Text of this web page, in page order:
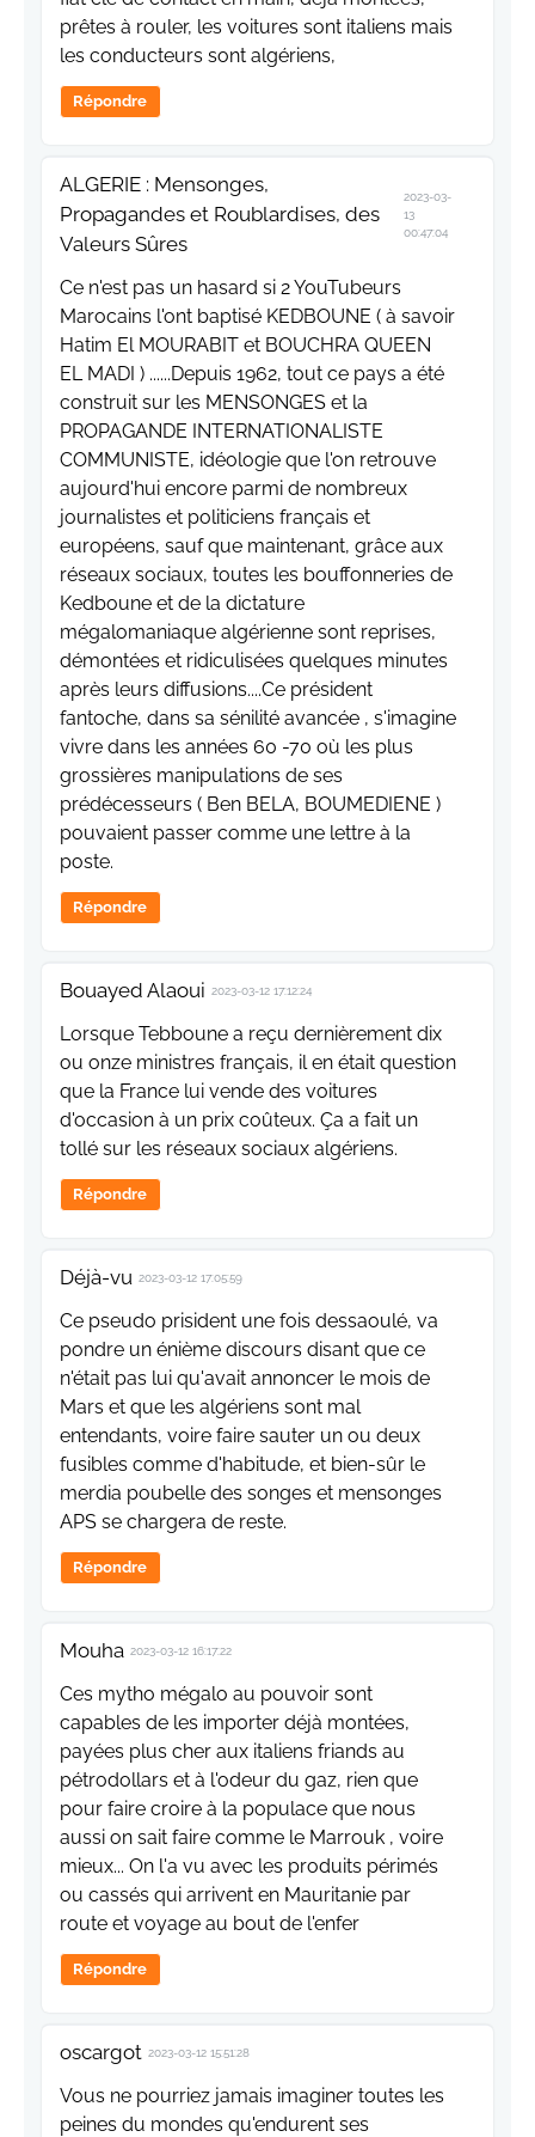
prêtes à rouler, les voitures sont italiens mais
les conducteurs sont algériens,
Répondre
ALGERIE : Mensonges,
Propagandes et Roublardises, des
Valeurs Sûres
2023-03-
13
00:47:04
Ce n'est pas un hasard si 2 YouTubeurs
Marocains l'ont baptisé KEDBOUNE ( à savoir
Hatim El MOURABIT et BOUCHRA QUEEN
EL MADI ) ......Depuis 1962, tout ce pays a été
construit sur les MENSONGES et la
PROPAGANDE INTERNATIONALISTE
COMMUNISTE, idéologie que l'on retrouve
aujourd'hui encore parmi de nombreux
journalistes et politiciens français et
européens, sauf que maintenant, grâce aux
réseaux sociaux, toutes les bouffonneries de
Kedboune et de la dictature
mégalomaniaque algérienne sont reprises,
démontées et ridiculisées quelques minutes
après leurs diffusions....Ce président
fantoche, dans sa sénilité avancée , s'imagine
vivre dans les années 60 -70 où les plus
grossières manipulations de ses
prédécesseurs ( Ben BELA, BOUMEDIENE )
pouvaient passer comme une lettre à la
poste.
Répondre
Bouayed Alaoui 2023-03-12 17:12:24
Lorsque Tebboune a reçu dernièrement dix
ou onze ministres français, il en était question
que la France lui vende des voitures
d'occasion à un prix coûteux. Ça a fait un
tollé sur les réseaux sociaux algériens.
Répondre
Déjà-vu 2023-03-12 17:05:59
Ce pseudo prisident une fois dessaoulé, va
pondre un énième discours disant que ce
n'était pas lui qu'avait annoncer le mois de
Mars et que les algériens sont mal
entendants, voire faire sauter un ou deux
fusibles comme d'habitude, et bien-sûr le
merdia poubelle des songes et mensonges
APS se chargera de reste.
Répondre
Mouha 2023-03-12 16:17:22
Ces mytho mégalo au pouvoir sont
capables de les importer déjà montées,
payées plus cher aux italiens friands au
pétrodollars et à l'odeur du gaz, rien que
pour faire croire à la populace que nous
aussi on sait faire comme le Marrouk , voire
mieux... On l'a vu avec les produits périmés
ou cassés qui arrivent en Mauritanie par
route et voyage au bout de l'enfer
Répondre
oscargot 2023-03-12 15:51:28
Vous ne pourriez jamais imaginer toutes les
peines du mondes qu'endurent ses